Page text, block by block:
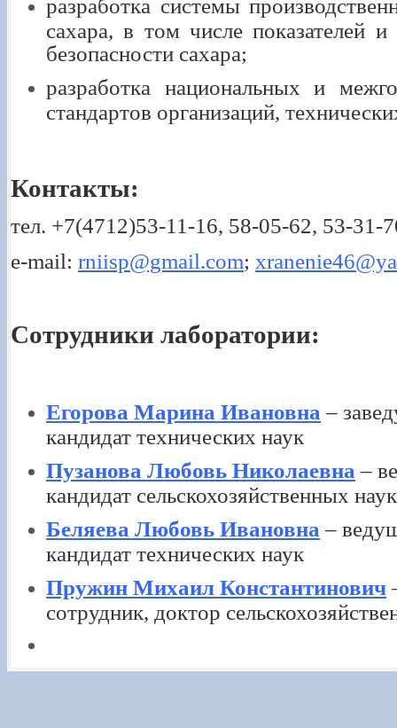
разработка системы
сахара, в том числе показателей
безопасности сахара;
разработка национальных и
стандартов организаций,
Контакты:
тел. +7(4712)53-11-16, 58-05-62, 53-31-
e-mail: rniisp@gmail.com;
Сотрудники лаборатории:
Егорова Марина Ивановна –
кандидат технических наук
Пузанова Любовь Николаевна –
кандидат сельскохозяйственных наук
Беляева Любовь Ивановна –
кандидат технических наук
Пружин Михаил Константинович
сотрудник, доктор